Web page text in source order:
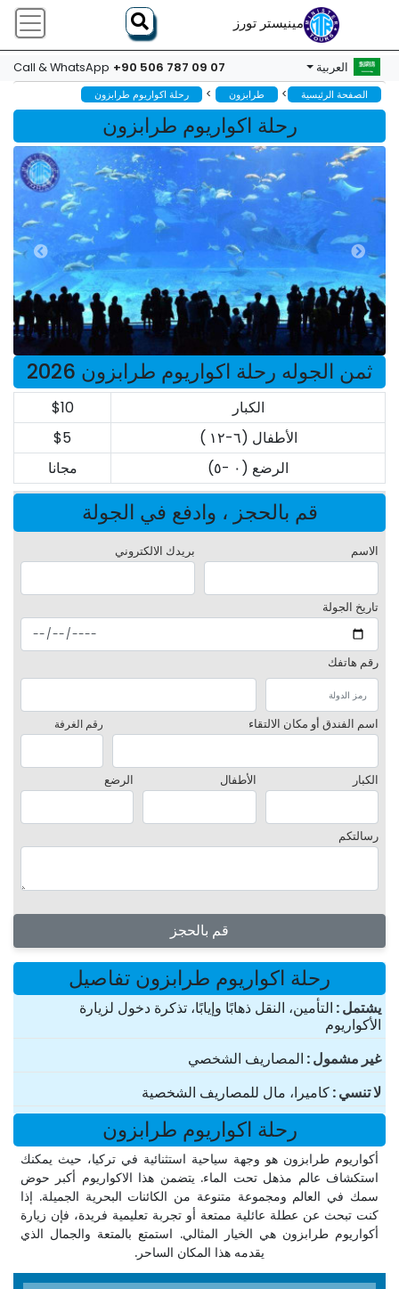
مينيستر تورز
العربية Call & WhatsApp +90 506 787 09 07
الصفحة الرئيسية > طرابزون > رحلة اكواريوم طرابزون
رحلة اكواريوم طرابزون
ثمن الجوله رحلة اكواريوم طرابزون 2026
الكبار
$10
الأطفال (٦-١٢ )
$5
الرضع (٠ -٥)
مجانا
قم بالحجز ، وادفع في الجولة
الاسم بريدك الالكتروني
تاريخ الجولة
رقم هاتفك
اسم الفندق أو مكان الالتقاء رقم الغرفة
الكبار الأطفال الرضع
رسالتكم
قم بالحجز
رحلة اكواريوم طرابزون تفاصيل
یشتمل التأمين، النقل ذهابًا وإيابًا، تذكرة دخول لزيارة
الأكواريوم
غير مشمول المصاريف الشخصي
لا تنسي كاميرا، مال للمصاريف الشخصية
رحلة اكواريوم طرابزون
أكواريوم طرابزون هو وجهة سياحية استثنائية في تركيا، حيث يمكنك
استكشاف عالم مذهل تحت الماء. يتضمن هذا الاكواريوم أكبر حوض
سمك في العالم ومجموعة متنوعة من الكائنات البحرية الجميلة. إذا
كنت تبحث عن عطلة عائلية ممتعة أو تجربة تعليمية فريدة، فإن زيارة
أكواريوم طرابزون هي الخيار المثالي. استمتع بالمتعة والجمال الذي
يقدمه هذا المكان الساحر.